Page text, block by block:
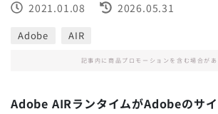
2021.01.08 2026.05.31
Adobe AIR
記事内に商品プロモーションを含む場合があ
Adobe AIRランタイムがAdobeのサ